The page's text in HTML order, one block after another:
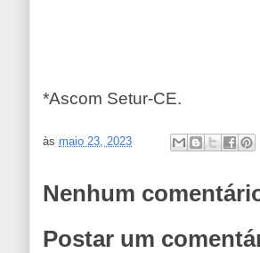
*Ascom Setur-CE.
às maio 23, 2023
Nenhum
Postar um